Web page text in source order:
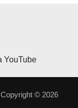
Copyright © 2026